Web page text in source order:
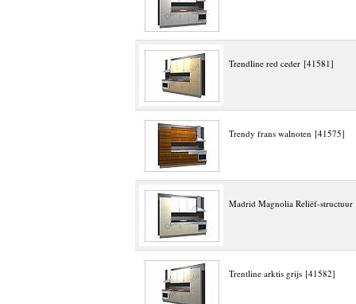
Trendline red ceder [41581]
Trendy frans walnoten [41575]
Madrid Magnolia Reliëf-
Trentline arktis grijs [41582]